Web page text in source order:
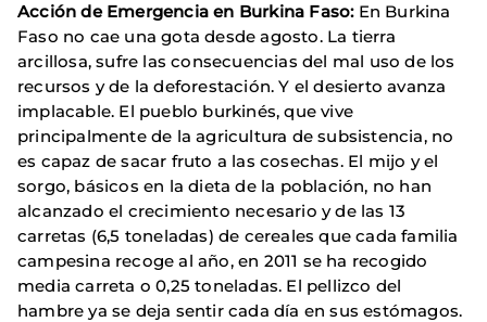
Acción de Emergencia en Burkina Faso:En Burkina
Faso no cae una gota desde agosto. La tierra
arcillosa, sufre las consecuencias del mal uso de los
recursos y de la deforestación. Y el desierto avanza
implacable. El pueblo burkinés, que vive
principalmente de la agricultura de subsistencia, no
es capaz de sacar fruto a las cosechas. El mijo y el
sorgo, básicos en la dieta de la población, no han
alcanzado el crecimiento necesario y de las 13
carretas (6,5 toneladas) de cereales que cada familia
campesina recoge al año, en 2011 se ha recogido
media carreta o 0,25 toneladas. El pellizco del
hambre ya se deja sentir cada día en sus estómagos.